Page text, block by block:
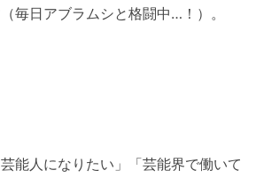
毎日アブラムシと格闘中…！）。
能人になりたい」「芸能界で働いて